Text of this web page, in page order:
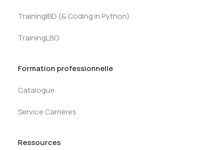
TrainingIBD (& Coding in Python)
TrainingLBO
Formation professionnelle
Catalogue
Service Carrières
Ressources